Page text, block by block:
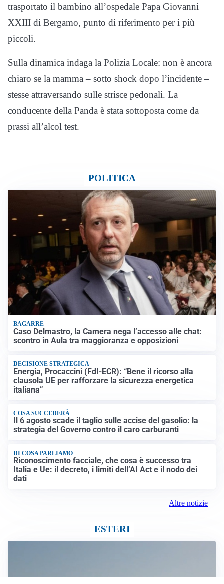
trasportato il bambino all’ospedale Papa Giovanni
XXIII di Bergamo, punto di riferimento per i più
piccoli.
Sulla dinamica indaga la Polizia Locale: non è ancora
chiaro se la mamma – sotto shock dopo l’incidente –
stesse attraversando sulle strisce pedonali. La
conducente della Panda è stata sottoposta come da
prassi all’alcol test.
POLITICA
BAGARRE
Caso Delmastro, la Camera nega l’accesso alle chat:
scontro in Aula tra maggioranza e opposizioni
DECISIONE STRATEGICA
Energia, Procaccini (FdI-ECR): “Bene il ricorso alla
clausola UE per rafforzare la sicurezza energetica
italiana”
COSA SUCCEDERÀ
Il 6 agosto scade il taglio sulle accise del gasolio: la
strategia del Governo contro il caro carburanti
DI COSA PARLIAMO
Riconoscimento facciale, che cosa è successo tra
Italia e Ue: il decreto, i limiti dell’AI Act e il nodo dei
dati
Altre notizie
ESTERI